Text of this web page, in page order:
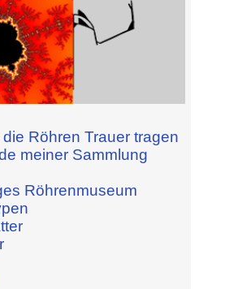
Röhren Trauer tragen
meiner Sammlung
Röhrenmuseum